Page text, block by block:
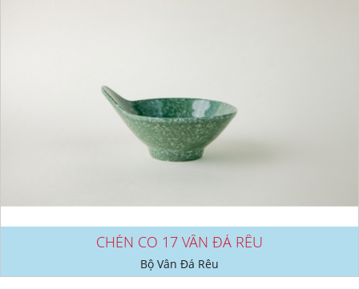
CHÉN CO 17 VÂN ĐÁ RÊU
Bộ Vân Đá Rêu